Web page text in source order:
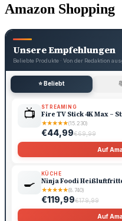
Amazon Shopping
Unsere Empfehlungen
Beliebte Produkte · Von der Redaktion
⭐ Beliebt
📺 STREAMING
Fire TV Stick 4K Max –
★★★★★(15.230)
€44,99€69,99
Auf
🍳
KÜCHE
Ninja Foodi
★★★★★(8.740)
€119,99€179,99
Auf